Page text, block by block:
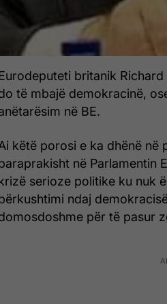
britanik
të mbajë demokracinë,
në BE.
këtë porosi e ka dhënë në
në Parlamentin
serioze politike ku nuk
ndaj
për të pasur